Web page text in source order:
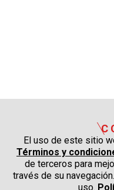
El uso de este sitio
Términos y
de terceros para
través de su
uso.